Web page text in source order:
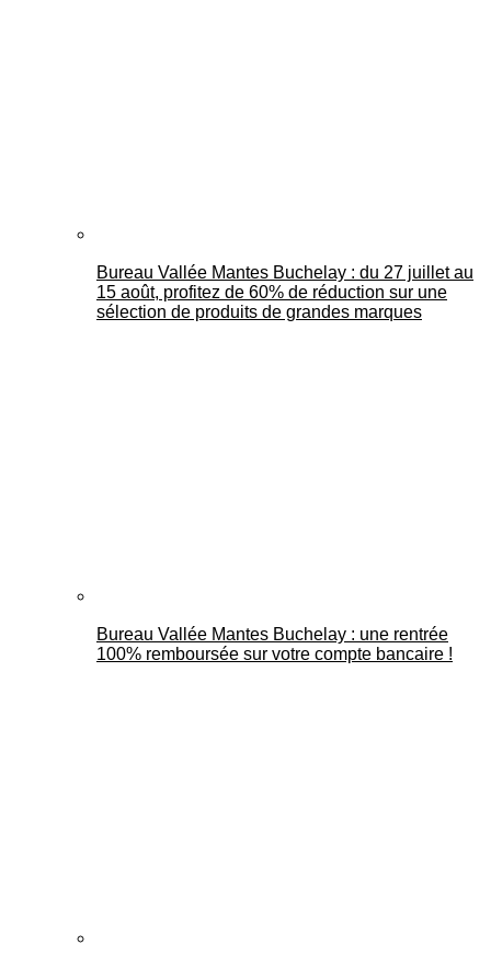
Bureau Vallée Mantes Buchelay : du 27 juillet au
15 août, profitez de 60% de réduction sur une
sélection de produits de grandes marques
Bureau Vallée Mantes Buchelay : une rentrée
100% remboursée sur votre compte bancaire !